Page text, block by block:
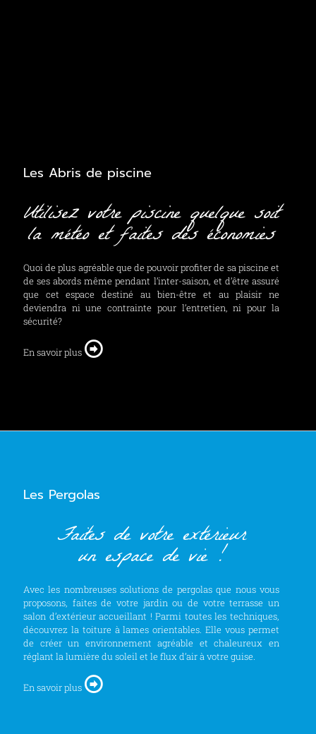
Les Abris de piscine
Utilisez votre piscine quelque soit
la météo et faites des économies
Quoi de plus agréable que de pouvoir profiter de sa piscine et
de ses abords même pendant l’inter-saison, et d’être assuré
que cet espace destiné au bien-être et au plaisir ne
deviendra ni une contrainte pour l’entretien, ni pour la
sécurité?
En savoir plus
Les Pergolas
Faites de votre extérieur
un espace de vie !
Avec les nombreuses solutions de pergolas que nous vous
proposons, faites de votre jardin ou de votre terrasse un
salon d’extérieur accueillant ! Parmi toutes les techniques,
découvrez la toiture à lames orientables. Elle vous permet
de créer un environnement agréable et chaleureux en
réglant la lumière du soleil et le flux d’air à votre guise.
En savoir plus